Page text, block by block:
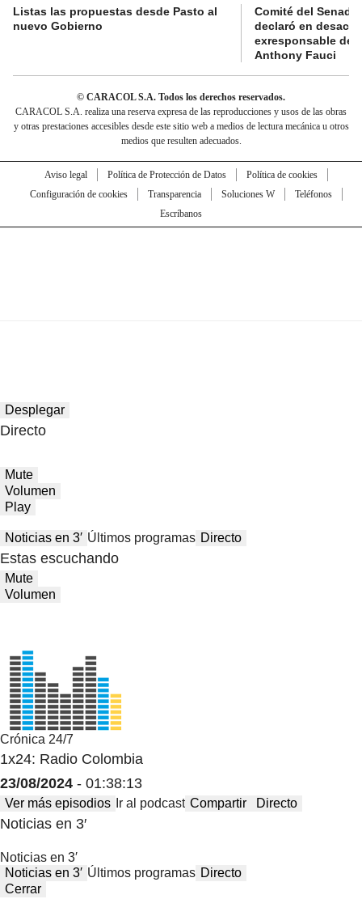
Listas las propuestas desde Pasto al
nuevo Gobierno
Comité del Senado
declaró en
exresponsable de
Anthony Fauci
© CARACOL S.A. Todos los derechos reservados.
CARACOL S.A. realiza una reserva expresa de las reproducciones y usos de las obras
y otras prestaciones accesibles desde este sitio web a medios de lectura mecánica u otros
medios que resulten adecuados.
Aviso legal Política de Protección de Datos
Política de cookies
Configuración de cookies
Transparencia Soluciones W
Teléfonos
Escríbanos
Desplegar
Directo
Mute
Volumen
Play
Noticias en 3′ Últimos programas Directo
Estas escuchando
Mute
Volumen
Crónica 24/7
1x24: Radio Colombia
23/08/2024 - 01:38:13
Ver más episodios Ir al podcast Compartir Directo
Noticias en 3′
Noticias en 3′
Noticias en 3′ Últimos programas Directo
Cerrar